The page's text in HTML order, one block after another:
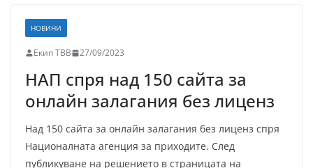
НОВИНИ
Екип ТВВ 27/09/2023
НАП спря над 150 сайта за
онлайн залагания без лиценз
Над 150 сайта за онлайн залагания без лиценз спря
Националната агенция за приходите. След
публикуване на решението в страницата на